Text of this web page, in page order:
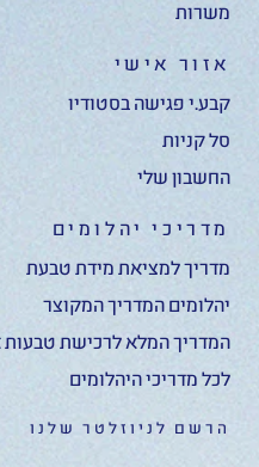
משרות
אזור אישי
קבע.י פגישה בסטודיו
סל קניות
החשבון שלי
מדריכי יהלומים
מדריך למציאת מידת טבעת
יהלומים המדריך המקוצר
המדריך המלא לרכישת טבעות
לכל מדריכי היהלומים
הרשם לניוזלטר שלנו